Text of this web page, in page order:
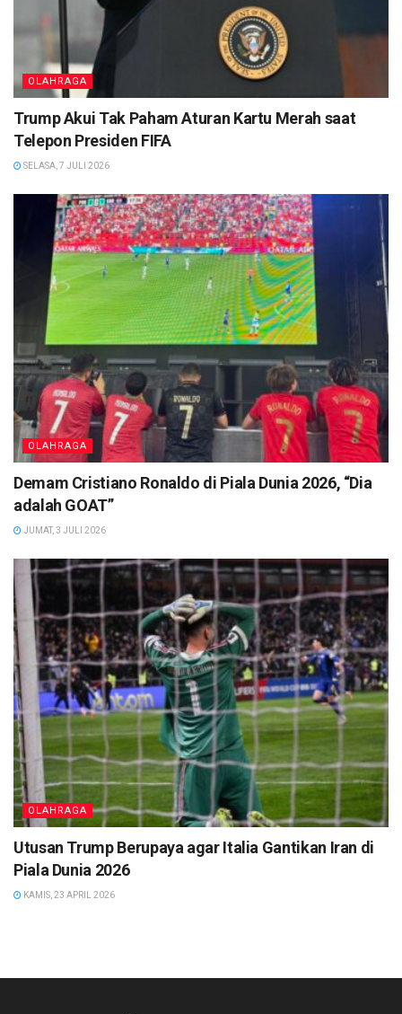
OLAHRAGA
Trump Akui Tak Paham Aturan Kartu Merah saat
Telepon Presiden FIFA
SELASA, 7 JULI 2026
OLAHRAGA
Demam Cristiano Ronaldo di Piala Dunia 2026, “Dia
adalah GOAT”
JUMAT, 3 JULI 2026
OLAHRAGA
Utusan Trump Berupaya agar Italia Gantikan Iran di
Piala Dunia 2026
KAMIS, 23 APRIL 2026